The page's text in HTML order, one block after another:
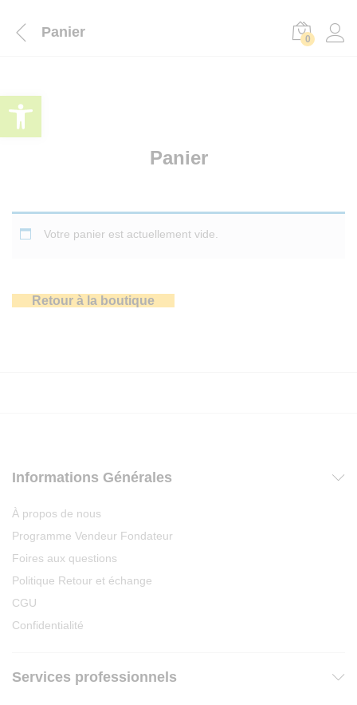
Panier 0
Panier
Votre panier est actuellement vide.
Retour à la boutique
Informations Générales
À propos de nous
Programme Vendeur Fondateur
Foires aux questions
Politique Retour et échange
CGU
Confidentialité
Services professionnels
Ouvrir la barre d’outils